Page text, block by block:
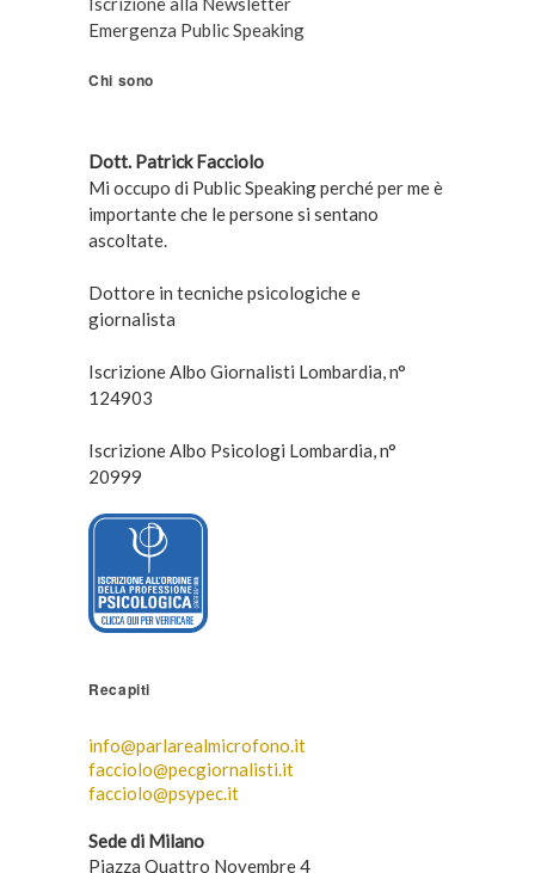
Emergenza Public Speaking
Chi sono
Dott. Patrick Facciolo
Mi occupo di Public Speaking perché per me è
importante che le persone si sentano
ascoltate.
Dottore in tecniche psicologiche e
giornalista
Iscrizione Albo Giornalisti Lombardia, n°
124903
Iscrizione Albo Psicologi Lombardia, n°
20999
Recapiti
info@parlarealmicrofono.it
facciolo@pecgiornalisti.it
facciolo@psypec.it
Sede di Milano
Piazza Quattro Novembre 4